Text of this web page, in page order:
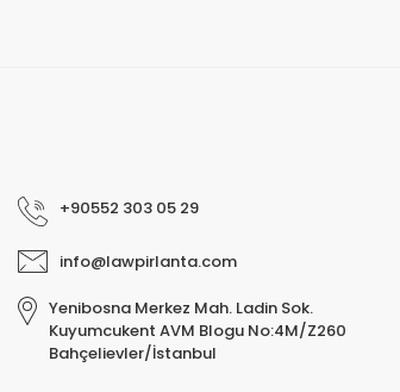
+90552 303 05 29
info@lawpirlanta.com
Yenibosna Merkez Mah. Ladin Sok.
Kuyumcukent AVM Blogu No:4M/Z260
Bahçelievler/İstanbul